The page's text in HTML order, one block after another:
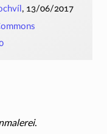
, 13/06/2017
.